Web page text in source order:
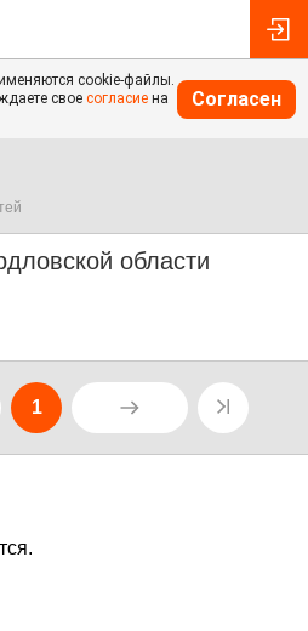
cookie-файлы.
свое согласие на
Согласен
области
1